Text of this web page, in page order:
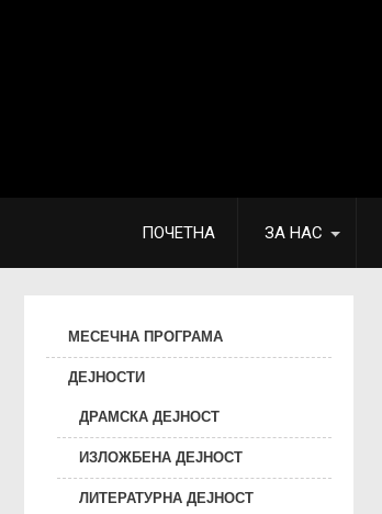
ПОЧЕТНА ЗА НАС
МЕСЕЧНА ПРОГРАМА
ДЕЈНОСТИ
ДРАМСКА ДЕЈНОСТ
ИЗЛОЖБЕНА ДЕЈНОСТ
ЛИТЕРАТУРНА ДЕЈНОСТ